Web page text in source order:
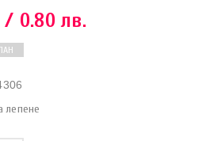
/ 0.80 лв.
лепене